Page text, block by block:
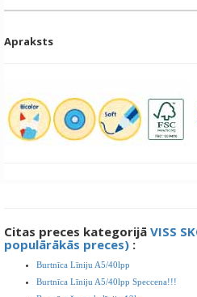
Apraksts
Citas preces kategorijā VISS
populārākās preces) :
Burtnīca Līniju A5/40lpp
Burtnīca Līniju A5/40lpp Speccena!!!